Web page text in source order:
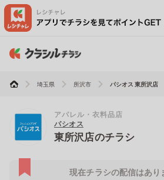
埼玉県 所沢市 パシオス 東所沢店
アパレル・衣料品店
パシオス
東所沢店のチラシ
現在チラシの配信はあり